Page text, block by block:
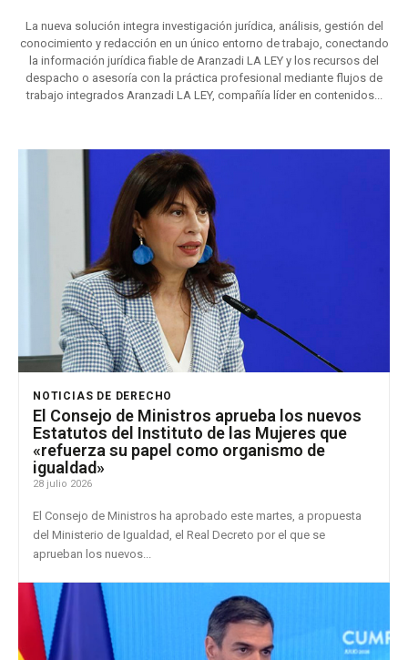
La nueva solución integra investigación jurídica, análisis, gestión del
conocimiento y redacción en un único entorno de trabajo, conectando
la información jurídica fiable de Aranzadi LA LEY y los recursos del
despacho o asesoría con la práctica profesional mediante flujos de
trabajo integrados Aranzadi LA LEY, compañía líder en contenidos...
NOTICIAS DE DERECHO
El Consejo de Ministros aprueba los nuevos
Estatutos del Instituto de las Mujeres que
«refuerza su papel como organismo de
igualdad»
28 julio 2026
El Consejo de Ministros ha aprobado este martes, a propuesta
del Ministerio de Igualdad, el Real Decreto por el que se
aprueban los nuevos...